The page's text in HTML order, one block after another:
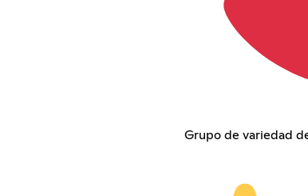
Grupo de variedad